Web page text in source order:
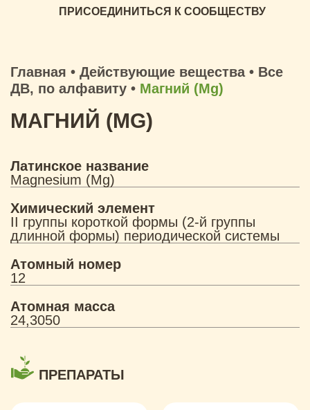
ПРИСОЕДИНИТЬСЯ К СООБЩЕСТВУ
Главная • Действующие вещества• Все
ДВ, по алфавиту • Магний (Mg)
МАГНИЙ (MG)
Латинское название
Magnesium (Mg)
Химический элемент
II группы короткой формы (2-й группы
длинной формы) периодической системы
Атомный номер
12
Атомная масса
24,3050
ПРЕПАРАТЫ